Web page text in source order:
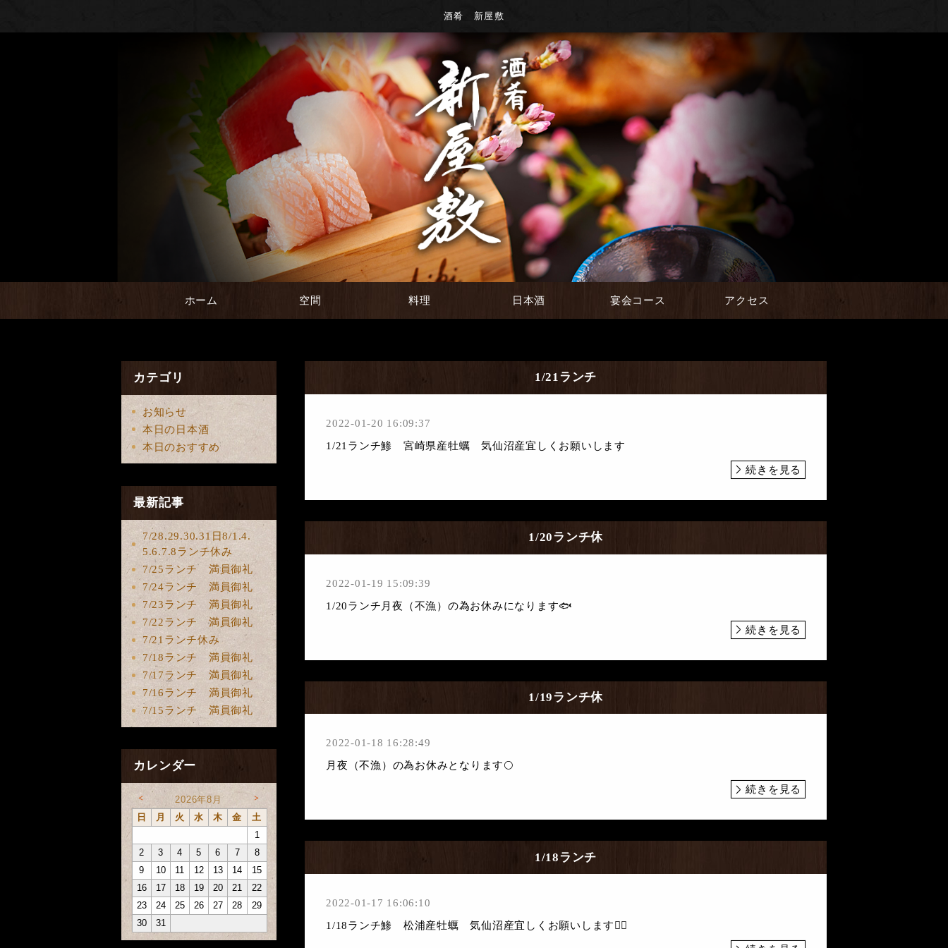
酒肴 新屋敷
ホーム 空間 料理 日本酒 宴会コース アクセス
カテゴリ
お知らせ
本日の日本酒
本日のおすすめ
最新記事
7/28.29.30.31日8/1.4.
5.6.7.8ランチ休み
7/25ランチ 満員御礼
7/24ランチ 満員御礼
7/23ランチ 満員御礼
7/22ランチ 満員御礼
7/21ランチ休み
7/18ランチ 満員御礼
7/17ランチ 満員御礼
7/16ランチ 満員御礼
7/15ランチ 満員御礼
カレンダー
< 2026年8月 >
日 月 火 水 木 金
土
1
2
3 4 5 6 7
8
9
10 11 12 13 14
15
16
17 18 19 20 21
22
23
24 25 26 27 28
29
30
31
1/21ランチ
2022-01-20 16:09:37
1/21ランチ鯵 宮崎県産牡蠣 気仙沼産宜しくお願いします
続きを見る
1/20ランチ休
2022-01-19 15:09:39
1/20ランチ月夜（不漁）の為お休みになります🐟
続きを見る
1/19ランチ休
2022-01-18 16:28:49
月夜（不漁）の為お休みとなります🌕
続きを見る
1/18ランチ
2022-01-17 16:06:10
1/18ランチ鯵 松浦産牡蠣 気仙沼産宜しくお願いします🙇‍♀️